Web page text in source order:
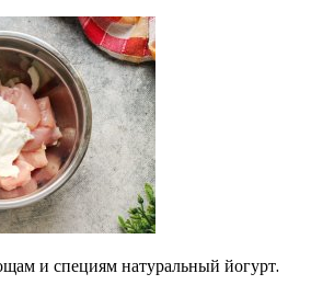
и специям натуральный йогурт.